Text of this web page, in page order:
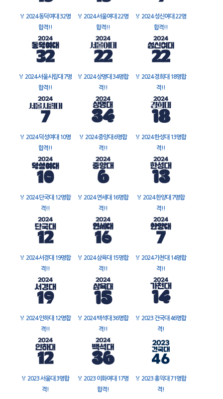
🏅 2024 동덕여대 32명
합격!!
🏅 2024 서울여대 22명
합격!!
🏅 2024 성신여대 22명
합격!!
🏅 2024 서울시립대 7명
합격!!
🏅 2024 상명대 34명합
격!!
🏅 2024 경희대 18명합
격!!
🏅 2024 덕성여대 10명
합격!!
🏅 2024 중앙대 6명합
격!!
🏅 2024 한성대 13명합
격!!
🏅 2024 단국대 12명합
격!!
🏅 2024 연세대 16명합
격!!
🏅 2024 한양대 7명합
격!!
🏅 2024 서경대 19명합
격!!
🏅 2024 삼육대 15명합
격!!
🏅 2024 가천대 14명합
격!!
🏅 2024 인하대 12명합
격!!
🏅 2024 백석대 36명합
격!!
🏅 2023 건국대 46명합
격!
🏅 2023 서울대 3명합
격!
🏅 2023 이화여대 17명
합격!
🏅 2023 홍익대 71명합
격!